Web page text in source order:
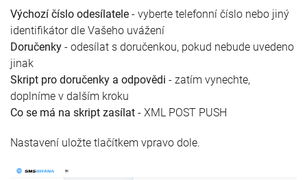
Výchozí číslo odesílatele - vyberte telefonní číslo nebo jiný
identifikátor dle Vašeho uvážení
Doručenky - odesílat s doručenkou, pokud nebude uvedeno
jinak
Skript pro doručenky a odpovědi - zatím vynechte,
doplníme v dalším kroku
Co se má na skript zasílat - XML POST PUSH
Nastavení uložte tlačítkem vpravo dole.